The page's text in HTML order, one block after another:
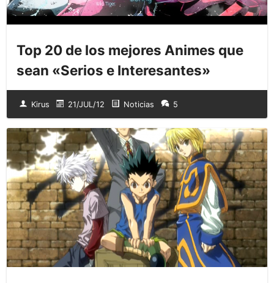
Top 20 de los mejores Animes que
sean «Serios e Interesantes»
Kirus 21/JUL/12 Noticias 5